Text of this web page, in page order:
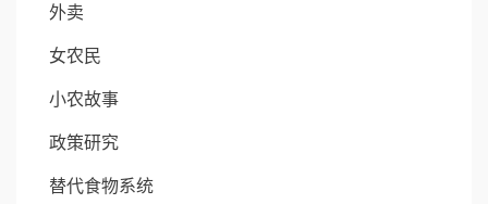
外卖
女农民
小农故事
政策研究
替代食物系统